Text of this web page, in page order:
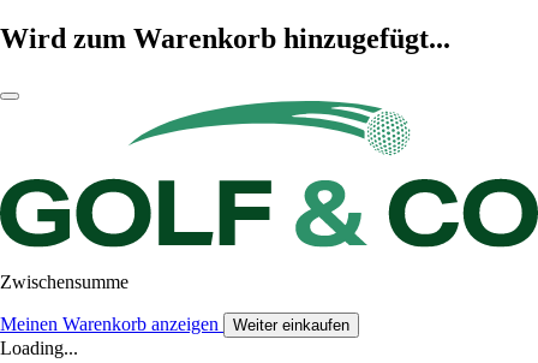
Wird zum Warenkorb hinzugefügt...
Zwischensumme
Meinen Warenkorb anzeigen Weiter einkaufen
Loading...